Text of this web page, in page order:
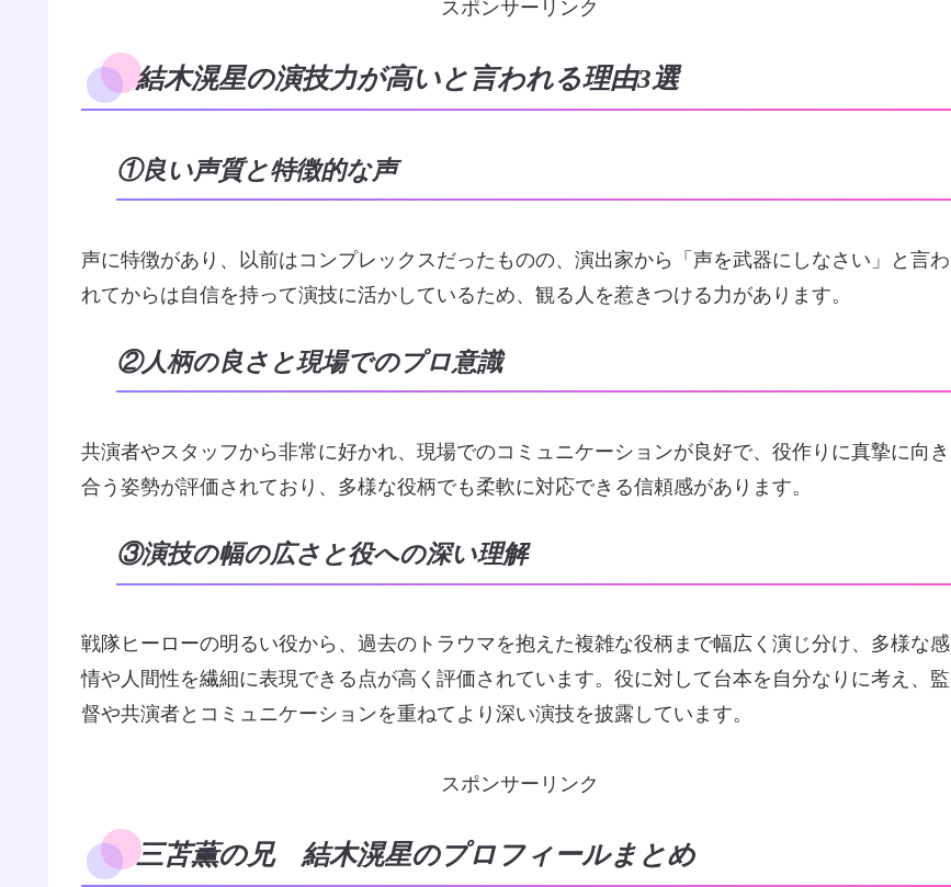
スポンサーリンク
結木滉星の演技力が高いと言われる理由3選
①良い声質と特徴的な声
声に特徴があり、以前はコンプレックスだったものの、演出家から「声を武器にしなさい」と言わ
れてからは自信を持って演技に活かしているため、観る人を惹きつける力があります。
②人柄の良さと現場でのプロ意識
共演者やスタッフから非常に好かれ、現場でのコミュニケーションが良好で、役作りに真摯に向き
合う姿勢が評価されており、多様な役柄でも柔軟に対応できる信頼感があります。
③演技の幅の広さと役への深い理解
戦隊ヒーローの明るい役から、過去のトラウマを抱えた複雑な役柄まで幅広く演じ分け、多様な感
情や人間性を繊細に表現できる点が高く評価されています。役に対して台本を自分なりに考え、監
督や共演者とコミュニケーションを重ねてより深い演技を披露しています。
スポンサーリンク
三苫薫の兄 結木滉星のプロフィールまとめ